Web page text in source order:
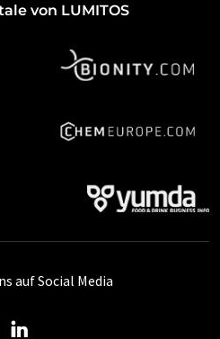
von LUMITOS
auf Social Media